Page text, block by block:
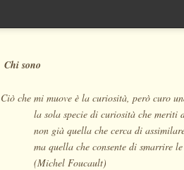
Chi sono
Ciò che mi muove è la curiosità, però curo
la sola specie di curiosità che meriti
non già quella che cerca di
ma quella che consente di smarrire
(Michel Foucault)